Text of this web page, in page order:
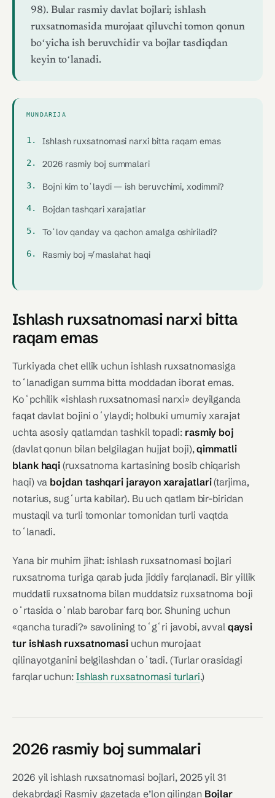
98). Bular rasmiy davlat bojlari; ishlash
ruxsatnomasida murojaat qiluvchi tomon qonun
boʻyicha ish beruvchidir va bojlar tasdiqdan
keyin toʻlanadi.
MUNDARIJA
Ishlash ruxsatnomasi narxi bitta raqam emas
2026 rasmiy boj summalari
Bojni kim toʻlaydi — ish beruvchimi, xodimmi?
Bojdan tashqari xarajatlar
Toʻlov qanday va qachon amalga oshiriladi?
Rasmiy boj ≠ maslahat haqi
Ishlash ruxsatnomasi narxi bitta
raqam emas
Turkiyada chet ellik uchun ishlash ruxsatnomasiga
toʻlanadigan summa bitta moddadan iborat emas.
Koʻpchilik «ishlash ruxsatnomasi narxi» deyilganda
faqat davlat bojini oʻylaydi; holbuki umumiy xarajat
uchta asosiy qatlamdan tashkil topadi: rasmiy boj
(davlat qonun bilan belgilagan hujjat boji),qimmatli
blank haqi (ruxsatnoma kartasining bosib chiqarish
haqi) va bojdan tashqari jarayon xarajatlari(tarjima,
notarius, sugʻurta kabilar). Bu uch qatlam bir-biridan
mustaqil va turli tomonlar tomonidan turli vaqtda
toʻlanadi.
Yana bir muhim jihat: ishlash ruxsatnomasi bojlari
ruxsatnoma turiga qarab juda jiddiy farqlanadi. Bir yillik
muddatli ruxsatnoma bilan muddatsiz ruxsatnoma boji
oʻrtasida oʻnlab barobar farq bor. Shuning uchun
«qancha turadi?» savolining toʻgʻri javobi, avvalqaysi
tur ishlash ruxsatnomasi uchun murojaat
qilinayotganini belgilashdan oʻtadi. (Turlar orasidagi
farqlar uchun: Ishlash ruxsatnomasi turlari.)
2026 rasmiy boj summalari
2026 yil ishlash ruxsatnomasi bojlari, 2025 yil 31
dekabrdagi Rasmiy gazetada e’lon qilingan Bojlar